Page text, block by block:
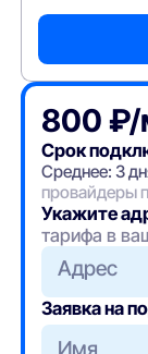
800 ₽/
Срок
Среднее: 3
провайдеры
Укажите
тарифа в
Адрес
Заявка на